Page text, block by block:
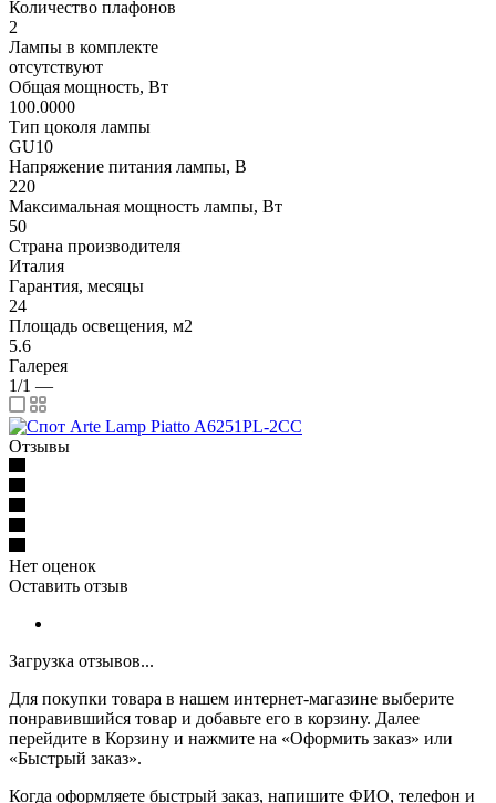
Количество плафонов
2
Лампы в комплекте
отсутствуют
Общая мощность, Вт
100.0000
Тип цоколя лампы
GU10
Напряжение питания лампы, В
220
Максимальная мощность лампы, Вт
50
Страна производителя
Италия
Гарантия, месяцы
24
Площадь освещения, м2
5.6
Галерея
1/1 —
Отзывы
Нет оценок
Оставить отзыв
Загрузка отзывов...
Для покупки товара в нашем интернет-магазине выберите
понравившийся товар и добавьте его в корзину. Далее
перейдите в Корзину и нажмите на «Оформить заказ» или
«Быстрый заказ».
Когда оформляете быстрый заказ, напишите ФИО, телефон и